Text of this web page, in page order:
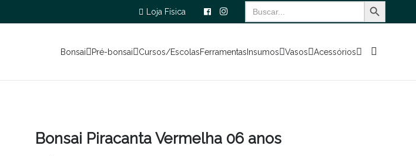
Loja Física
Search
for:
Bonsai Pré-bonsai Cursos/EscolasFerramentasInsumos Vasos Acessórios
Bonsai Piracanta Vermelha 06 anos